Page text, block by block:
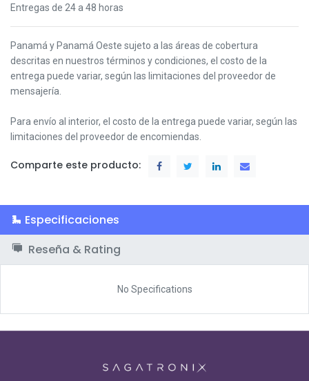
Entregas de 24 a 48 horas
Panamá y Panamá Oeste sujeto a las áreas de cobertura
descritas en nuestros términos y condiciones, el costo de la
entrega puede variar, según las limitaciones del proveedor de
mensajería.
Para envío al interior, el costo de la entrega puede variar, según las
limitaciones del proveedor de encomiendas.
Comparte este producto:
Especificaciones
Reseña & Rating
No Specifications